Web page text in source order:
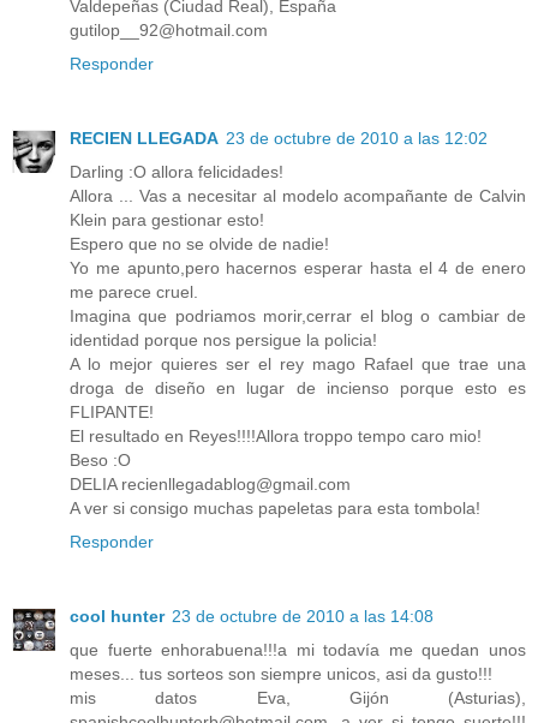
Valdepeñas (Ciudad Real), España
gutilop__92@hotmail.com
Responder
RECIEN LLEGADA 23 de octubre de 2010 a las 12:02
Darling :O allora felicidades!
Allora ... Vas a necesitar al modelo acompañante de Calvin
Klein para gestionar esto!
Espero que no se olvide de nadie!
Yo me apunto,pero hacernos esperar hasta el 4 de enero
me parece cruel.
Imagina que podriamos morir,cerrar el blog o cambiar de
identidad porque nos persigue la policia!
A lo mejor quieres ser el rey mago Rafael que trae una
droga de diseño en lugar de incienso porque esto es
FLIPANTE!
El resultado en Reyes!!!!Allora troppo tempo caro mio!
Beso :O
DELIA recienllegadablog@gmail.com
A ver si consigo muchas papeletas para esta tombola!
Responder
cool hunter 23 de octubre de 2010 a las 14:08
que fuerte enhorabuena!!!a mi todavía me quedan unos
meses... tus sorteos son siempre unicos, asi da gusto!!!
mis datos Eva, Gijón (Asturias),